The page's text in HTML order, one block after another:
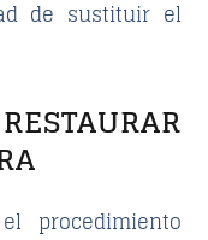
de sustituir el
procedimiento